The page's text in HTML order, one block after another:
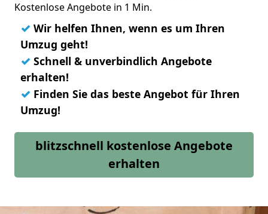
Kostenlose Angebote in 1 Min.
✓ Wir helfen Ihnen, wenn es um Ihren
Umzug geht!
✓ Schnell & unverbindlich Angebote
erhalten!
✓ Finden Sie das beste Angebot für Ihren
Umzug!
blitzschnell kostenlose Angebote
erhalten